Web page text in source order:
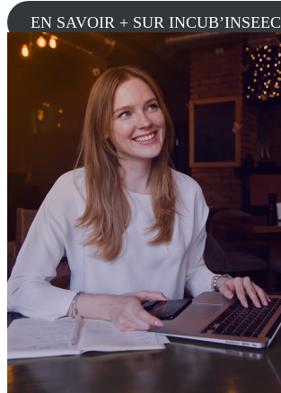
EN SAVOIR + SUR INCUB’INSEEC